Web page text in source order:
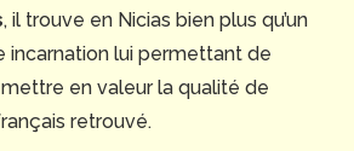
, il trouve en Nicias bien plus qu’un
incarnation lui permettant de
en valeur la qualité de
retrouvé.